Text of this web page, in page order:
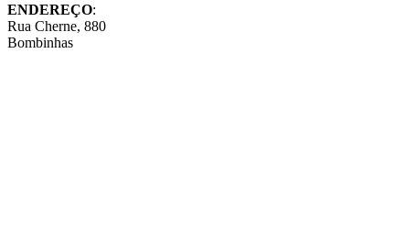
ENDEREÇO:
Rua Cherne, 880
Bombinhas